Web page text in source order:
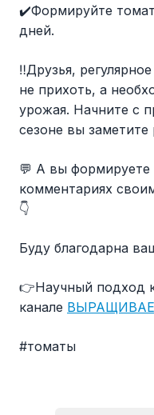
✔️Формируйте
дней.
‼️Друзья,
не прихоть, а
урожая. Начните с
сезоне вы заметите
💬 А вы
комментариях
👇
Буду благодарна
👉Научный подход
канале
#томаты